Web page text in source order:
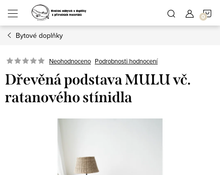
obsah
Bytové doplňky
Neohodnoceno Podrobnosti hodnocení
Dřevěná podstava MULU vč.
ratanového stínidla